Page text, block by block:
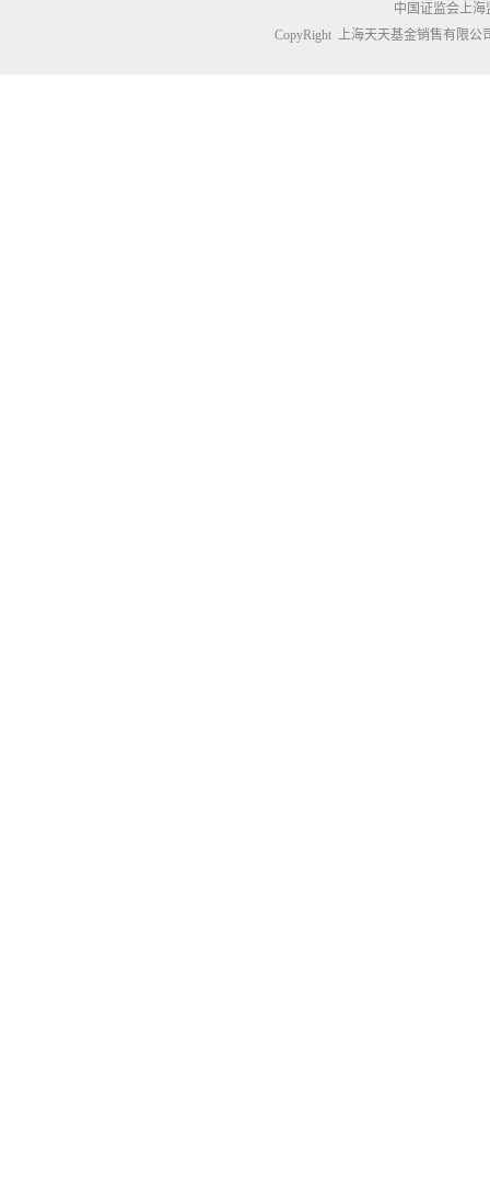
中国证监会上
CopyRight 上海天天基金销售有限